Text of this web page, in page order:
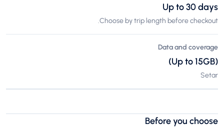
Up to 30 days
Choose by trip length before checkout.
Data and coverage
(Up to 15GB)
Setar
Before you choose